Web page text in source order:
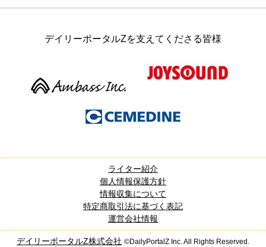
デイリーポータルZを支えてくださる皆様
ライター紹介
個人情報保護方針
情報収集について
特定商取引法に基づく表記
運営会社情報
デイリーポータルZ株式会社 ©DailyPortalZ Inc. All Rights Reserved.